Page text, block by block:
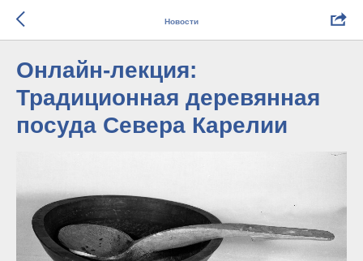
Новости
Онлайн-лекция:
Традиционная деревянная
посуда Севера Карелии